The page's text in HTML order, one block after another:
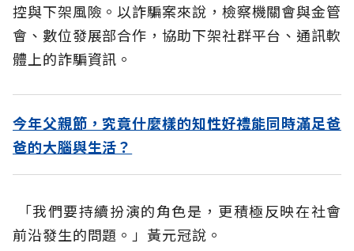
控與下架風險。以詐騙案來說，檢察機關會與金管
會、數位發展部合作，協助下架社群平台、通訊軟
體上的詐騙資訊。
今年父親節，究竟什麼樣的知性好禮能同時滿足爸
爸的大腦與生活？
「我們要持續扮演的角色是，更積極反映在社會
前沿發生的問題。」黃元冠說。